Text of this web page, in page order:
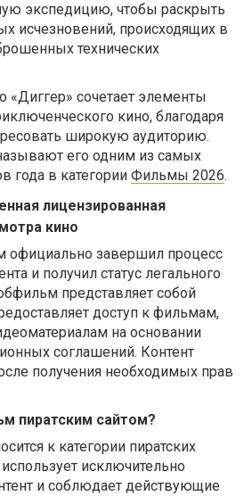
экспедицию, чтобы раскрыть
исчезновений, происходящих в
технических
«Диггер» сочетает элементы
кино, благодаря
широкую аудиторию.
его одним из самых
года в категории Фильмы 2026.
лицензированная
кино
официально завершил процесс
и получил статус легального
представляет собой
доступ к фильмам,
на основании
соглашений. Контент
получения необходимых прав
пиратским сайтом?
к категории пиратских
исключительно
и соблюдает действующие